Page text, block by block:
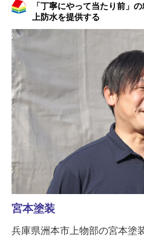
「丁寧にやって当たり前」
上防水を提供する
宮本塗装
兵庫県洲本市上物部の宮本塗